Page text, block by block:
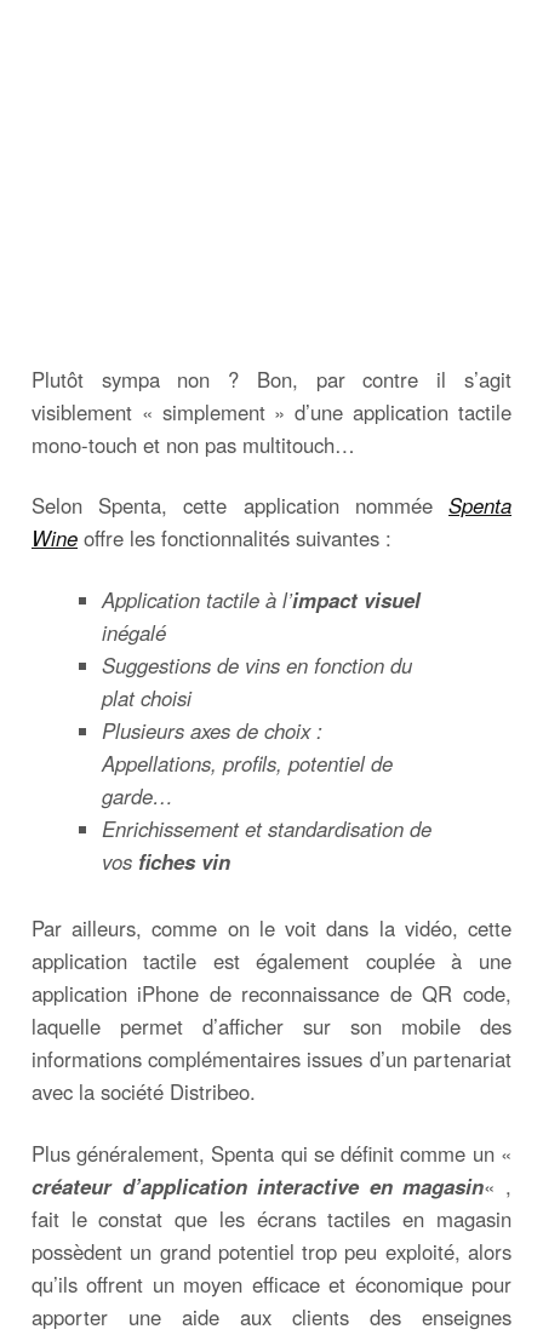
Plutôt sympa non ? Bon, par contre il s’agit
visiblement « simplement » d’une application tactile
mono-touch et non pas multitouch…
Selon Spenta, cette application nommée Spenta
Wine offre les fonctionnalités suivantes :
Application tactile à l’impact visuel
inégalé
Suggestions de vins en fonction du
plat choisi
Plusieurs axes de choix :
Appellations, profils, potentiel de
garde…
Enrichissement et standardisation de
vos fiches vin
Par ailleurs, comme on le voit dans la vidéo, cette
application tactile est également couplée à une
application iPhone de reconnaissance de QR code,
laquelle permet d’afficher sur son mobile des
informations complémentaires issues d’un partenariat
avec la société Distribeo.
Plus généralement, Spenta qui se définit comme un «
créateur d’application interactive en magasin« ,
fait le constat que les écrans tactiles en magasin
possèdent un grand potentiel trop peu exploité, alors
qu’ils offrent un moyen efficace et économique pour
apporter une aide aux clients des enseignes